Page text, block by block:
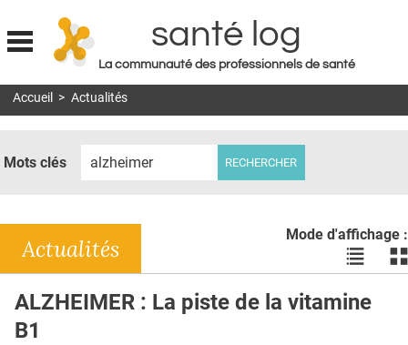
Jump to navigation
santé log
La communauté des professionnels de santé
MON COMPTE
DOSSIERS
RÉSEAUX
E-REVUE SAD
Accueil > Actualités
Mots clés
Mode d'affichage :
Voir
les
en
les
Actualités
ALZHEIMER : La piste de la vitamine
B1